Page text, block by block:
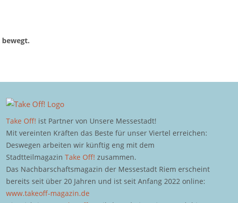
bewegt.
Take Off! ist Partner von Unsere Messestadt!
Mit vereinten Kräften das Beste für unser Viertel erreichen:
Deswegen arbeiten wir künftig eng mit dem
StadtteilmagazinTake Off! zusammen.
Das Nachbarschaftsmagazin der Messestadt Riem erscheint
bereits seit über 20 Jahren und ist seit Anfang 2022 online:
www.takeoff-magazin.de